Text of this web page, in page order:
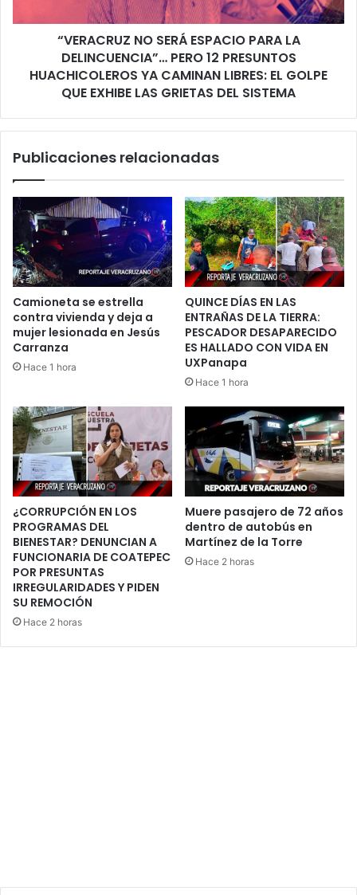
SURESTE
12
PRESUNTOS
HUACHICOLEROS
EL
QUE
GRIETAS
DEL
SISTEMA
“VERACRUZ NO SERÁ ESPACIO PARA LA
DELINCUENCIA”… PERO 12 PRESUNTOS
HUACHICOLEROS YA CAMINAN LIBRES: EL GOLPE
QUE EXHIBE LAS GRIETAS DEL SISTEMA
Publicaciones relacionadas
Camioneta se estrella
contra vivienda y deja a
mujer lesionada en Jesús
Carranza
Hace 1 hora
QUINCE DÍAS EN LAS
ENTRAÑAS DE LA TIERRA:
PESCADOR DESAPARECIDO
ES HALLADO CON VIDA EN
UXPanapa
Hace 1 hora
¿CORRUPCIÓN EN LOS
PROGRAMAS DEL
BIENESTAR? DENUNCIAN A
FUNCIONARIA DE COATEPEC
POR PRESUNTAS
IRREGULARIDADES Y PIDEN
SU REMOCIÓN
Hace 2 horas
Muere pasajero de 72 años
dentro de autobús en
Martínez de la Torre
Hace 2 horas